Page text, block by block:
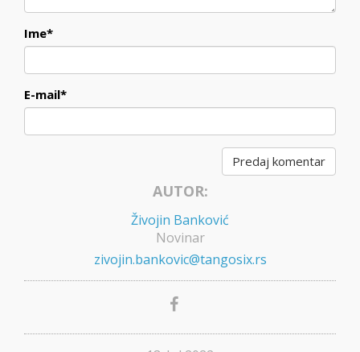
Ime*
E-mail*
AUTOR:
Živojin Banković
Novinar
zivojin.bankovic@tangosix.rs